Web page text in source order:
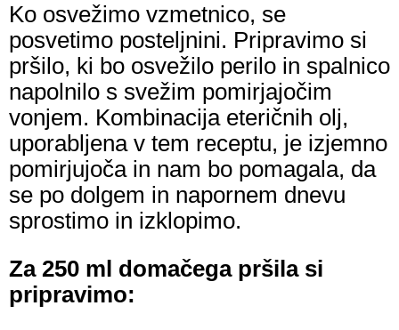
Ko osvežimo vzmetnico, se
posvetimo posteljnini. Pripravimo si
pršilo, ki bo osvežilo perilo in spalnico
napolnilo s svežim pomirjajočim
vonjem. Kombinacija eteričnih olj,
uporabljena v tem receptu, je izjemno
pomirjujoča in nam bo pomagala, da
se po dolgem in napornem dnevu
sprostimo in izklopimo.
Za 250 ml domačega pršila si
pripravimo: